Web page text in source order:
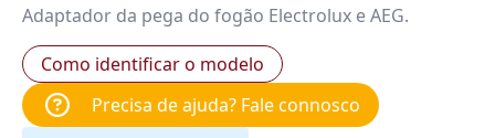
Adaptador da pega do fogão Electrolux e AEG.
Como identificar o modelo
Precisa de ajuda? Fale connosco